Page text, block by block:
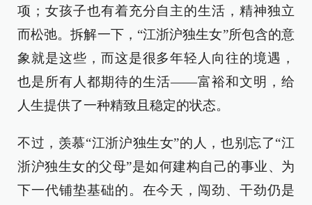
项；女孩子也有着充分自主的生活，精神独立
而松弛。拆解一下，“江浙沪独生女”所包含的意
象就是这些，而这是很多年轻人向往的境遇，
也是所有人都期待的生活——富裕和文明，给
人生提供了一种精致且稳定的状态。
不过，羡慕“江浙沪独生女”的人，也别忘了“江
浙沪独生女的父母”是如何建构自己的事业、为
下一代铺垫基础的。在今天，闯劲、干劲仍是